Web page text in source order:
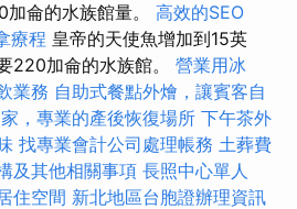
侖的水族館量。 高效的SEO
療程 皇帝的天使魚增加到15英
220加侖的水族館。 營業用冰
業務 自助式餐點外燴，讓賓客自
，專業的產後恢復場所 下午茶外
找專業會計公司處理帳務 土葬費
及其他相關事項 長照中心單人
住空間 新北地區台胞證辦理資訊